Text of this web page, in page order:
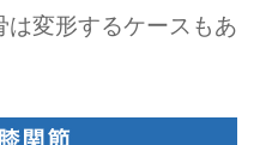
は変形するケースもあ